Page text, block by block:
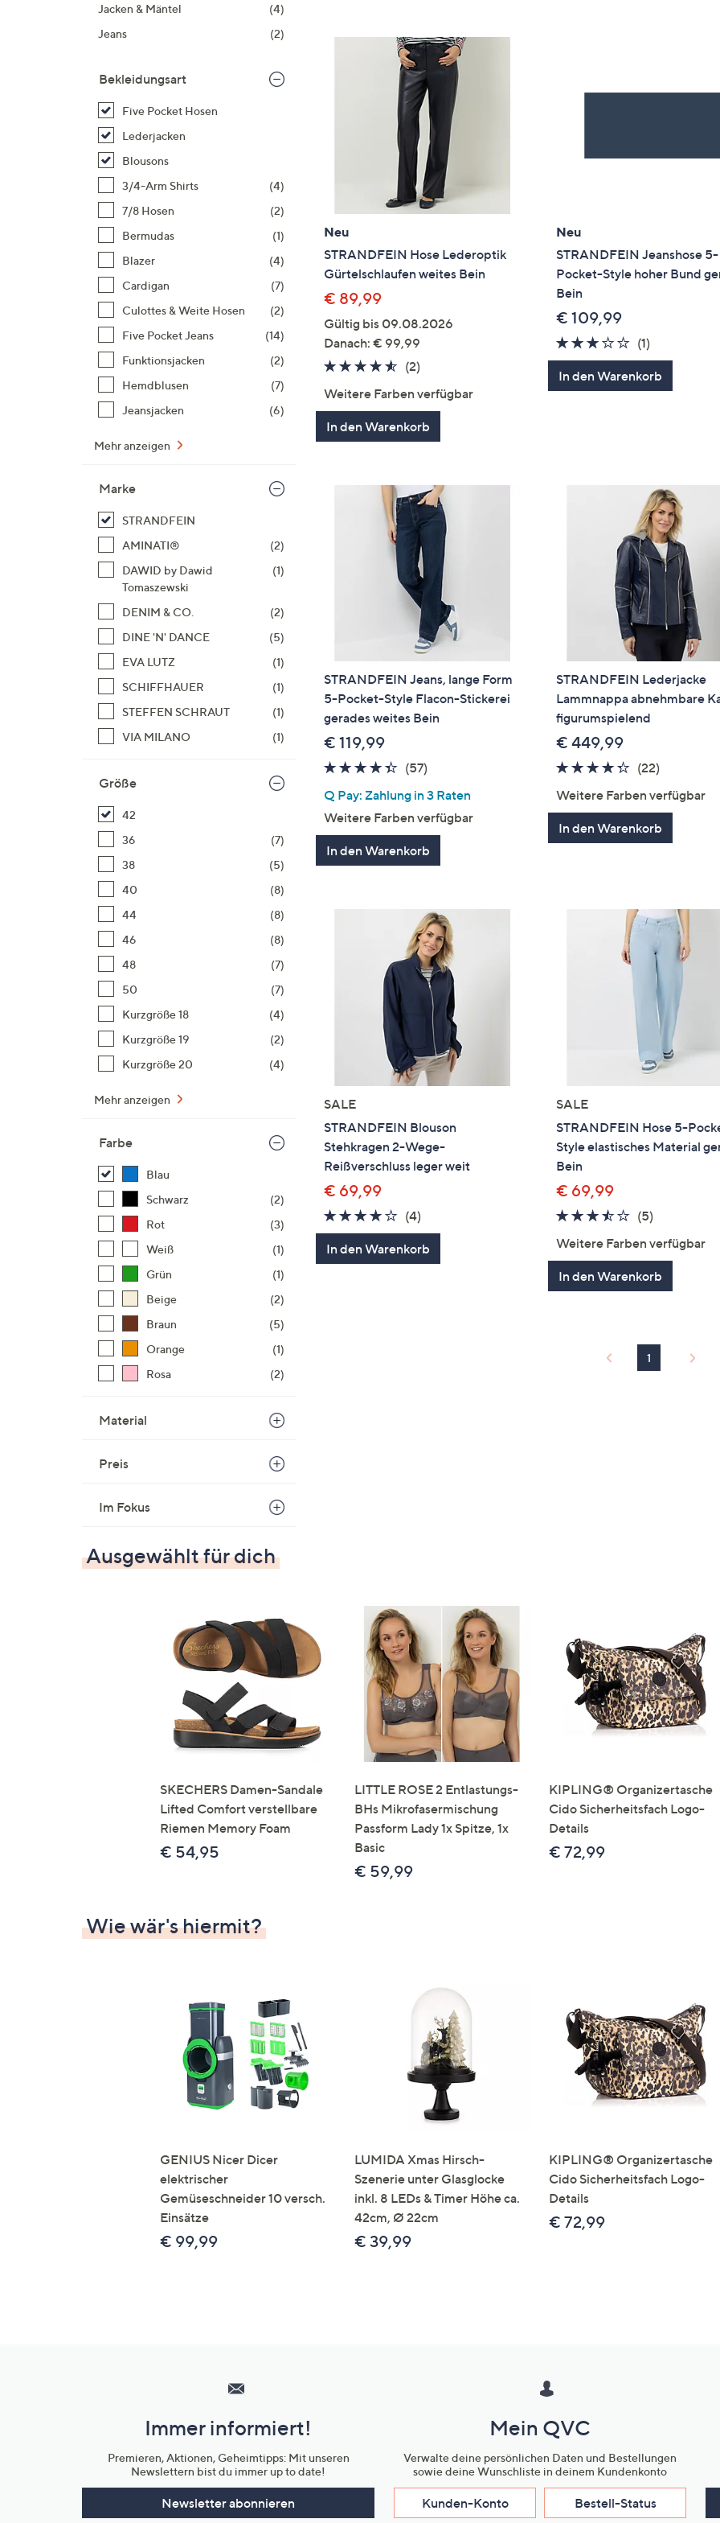
anzuzeigen.
Jacken & Mäntel
(4)
Jeans
(2)
Bekleidungsart
Five Pocket Hosen
Lederjacken
Blousons
3/4-Arm Shirts
(4)
7/8 Hosen
(2)
Bermudas
(1)
Blazer
(4)
Cardigan
(7)
Culottes & Weite Hosen
(2)
Five Pocket Jeans
(14)
Funktionsjacken
(2)
Hemdblusen
(7)
Jeansjacken
(6)
Mehr anzeigen
Marke
STRANDFEIN
AMINATI®
(2)
DAWID by Dawid
Tomaszewski
(1)
DENIM & CO.
(2)
DINE 'N' DANCE
(5)
EVA LUTZ
(1)
SCHIFFHAUER
(1)
STEFFEN SCHRAUT
(1)
VIA MILANO
(1)
Größe
42
36
(7)
38
(5)
40
(8)
44
(8)
46
(8)
48
(7)
50
(7)
Kurzgröße 18
(4)
Kurzgröße 19
(2)
Kurzgröße 20
(4)
Mehr anzeigen
Farbe
Blau
Schwarz
(2)
Rot
(3)
Weiß
(1)
Grün
(1)
Beige
(2)
Braun
(5)
Orange
(1)
Rosa
(2)
Material
Preis
Im Fokus
Neu
STRANDFEIN Hose Lederoptik
Gürtelschlaufen weites Bein
€ 89,99
Gültig bis 09.08.2026
Danach: € 99,99
4.5
5
(2)2
Weitere Farben verfügbar
In den Warenkorb
Neu
STRANDFEIN Jeanshose 5-
Pocket-Style hoher Bund
Bein
€ 109,99
3.0
von
5
(1)
Bewertungen
In den Warenkorb
STRANDFEIN Jeans, lange Form
5-Pocket-Style Flacon-Stickerei
gerades weites Bein
€ 119,99
4.3
5
(57)57
Q Pay: Zahlung in 3 Raten
Weitere Farben verfügbar
In den Warenkorb
STRANDFEIN Lederjacke
Lammnappa abnehmbare
figurumspielend
€ 449,99
4.2
(22)
Weitere Farben verfügbar
In den Warenkorb
SALE
STRANDFEIN Blouson
Stehkragen 2-Wege-
Reißverschluss leger weit
€ 69,99
3.8
von
5
(4)4
Bewertungen
In den Warenkorb
SALE
STRANDFEIN Hose 5-
Style elastisches Material
Bein
€ 69,99
3.4
5
(5)
Weitere Farben verfügbar
In den Warenkorb
1
Ausgewählt für dich
SKECHERS Damen-Sandale
Lifted Comfort verstellbare
Riemen Memory Foam
€ 54,95
LITTLE ROSE 2 Entlastungs-
BHs Mikrofasermischung
Passform Lady 1x Spitze, 1x
Basic
€ 59,99
KIPLING® Organizertasche
Cido Sicherheitsfach Logo-
Details
€ 72,99
Wie wär's hiermit?
GENIUS Nicer Dicer
elektrischer
Gemüseschneider 10 versch.
Einsätze
€ 99,99
LUMIDA Xmas Hirsch-
Szenerie unter Glasglocke
inkl. 8 LEDs & Timer Höhe ca.
42cm, Ø 22cm
€ 39,99
KIPLING® Organizertasche
Cido Sicherheitsfach Logo-
Details
€ 72,99
Unternehmensinformationen
Immer informiert!
Premieren, Aktionen, Geheimtipps: Mit unseren
Newslettern bist du immer up to date!
Newsletter abonnieren
Mein QVC
Verwalte deine persönlichen Daten und Bestellungen
sowie deine Wunschliste in deinem Kundenkonto
Kunden-Konto Bestell-Status